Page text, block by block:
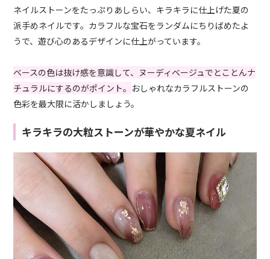
ネイルストーンをたっぷりあしらい、キラキラに仕上げた夏の
派手めネイルです。カラフルな宝石をランダムにちりばめたよ
うで、遊び心のあるデザインに仕上がっています。
ベースの色は抜け感を意識して、ヌーディベージュでとことんナ
チュラルにするのがポイント。 おしゃれなカラフルストーンの
色彩を最大限に活かしましょう。
キラキラの大粒ストーンが華やかな夏ネイル